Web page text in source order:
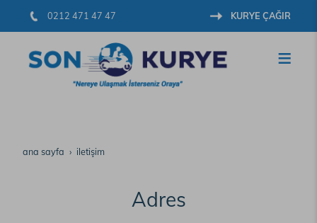
KURYE ÇAĞIR
0212 471 47 47
ana sayfa i̇leti̇şi̇m
Adres